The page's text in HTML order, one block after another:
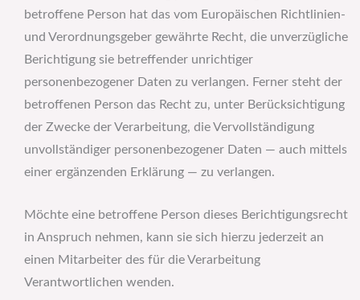
betroffene Person hat das vom Europäischen Richtlinien-
und Verordnungsgeber gewährte Recht, die unverzügliche
Berichtigung sie betreffender unrichtiger
personenbezogener Daten zu verlangen. Ferner steht der
betroffenen Person das Recht zu, unter Berücksichtigung
der Zwecke der Verarbeitung, die Vervollständigung
unvollständiger personenbezogener Daten — auch mittels
einer ergänzenden Erklärung — zu verlangen.
Möchte eine betroffene Person dieses Berichtigungsrecht
in Anspruch nehmen, kann sie sich hierzu jederzeit an
einen Mitarbeiter des für die Verarbeitung
Verantwortlichen wenden.